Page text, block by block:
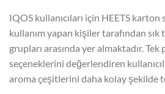
IQOS kullanıcıları için HEETS
kullanım yapan kişiler tarafından
grupları arasında yer almaktadır.
seçeneklerini değerlendiren
aroma çeşitlerini daha kolay şekilde